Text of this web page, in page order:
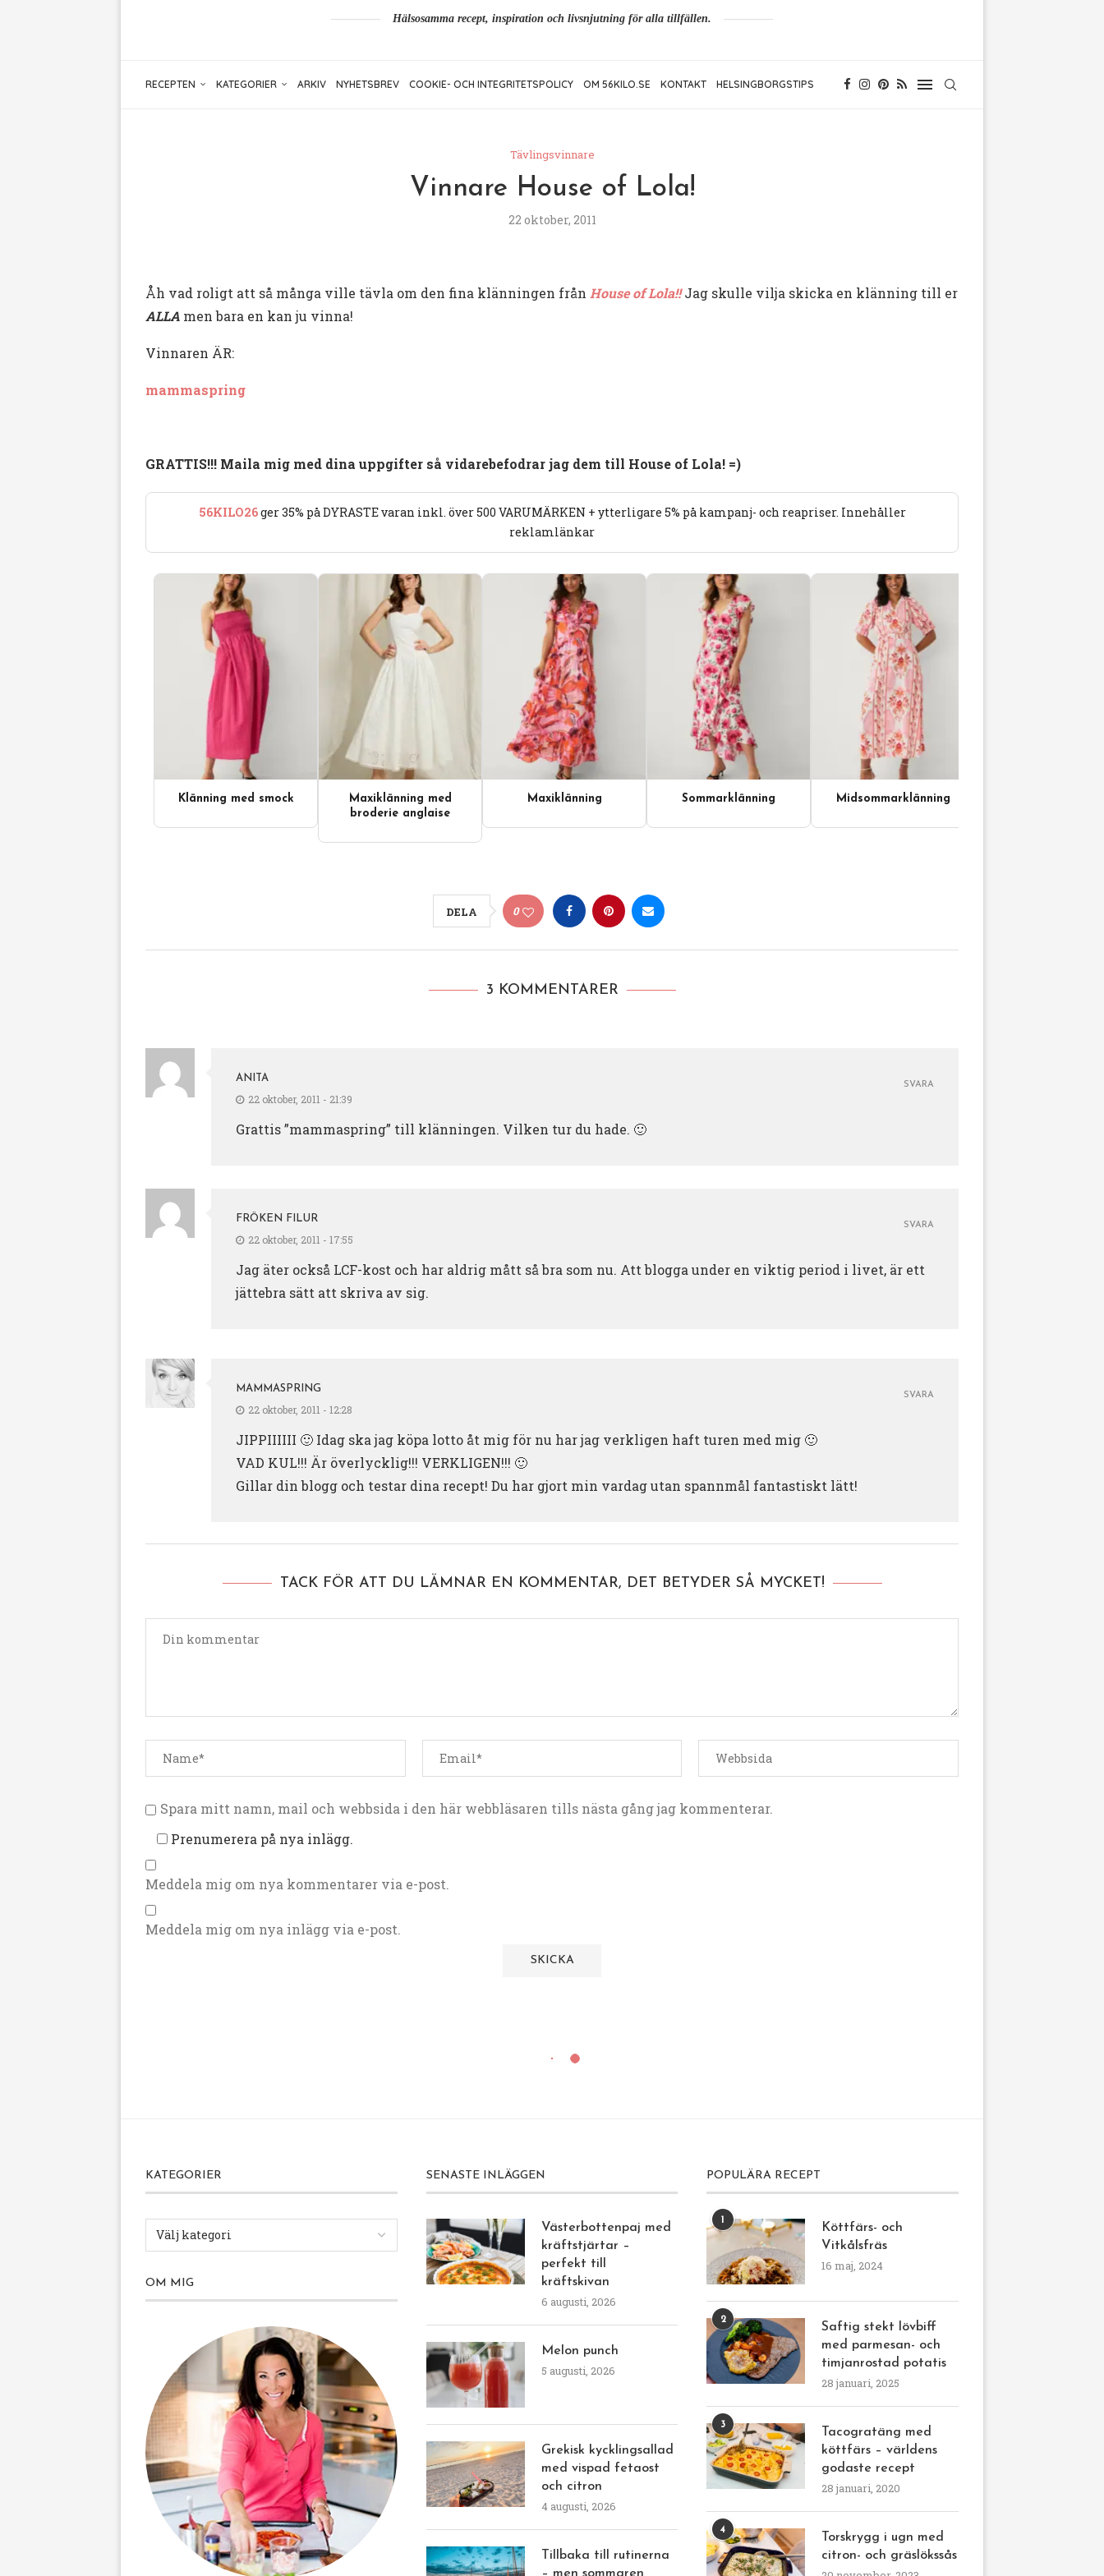
Hälsosamma recept, inspiration och livsnjutning för alla tillfällen.
RECEPTEN KATEGORIER ARKIV NYHETSBREV COOKIE- OCH INTEGRITETSPOLICY OM 56KILO.SE KONTAKT HELSINGBORGSTIPS
Tävlingsvinnare
Vinnare House of Lola!
22 oktober, 2011
Åh vad roligt att så många ville tävla om den fina klänningen från House of Lola!! Jag skulle vilja skicka en klänning till er
ALLA men bara en kan ju vinna!
Vinnaren ÄR:
mammaspring
GRATTIS!!! Maila mig med dina uppgifter så vidarebefodrar jag dem till House of Lola! =)
56KILO26ger 35% på DYRASTE varan inkl. över 500 VARUMÄRKEN + ytterligare 5% på kampanj- och reapriser. Innehåller
reklamlänkar
Videoinnehåll
Klänning med smock
Maxiklänning med
broderie anglaise
Maxiklänning Sommarklänning Midsommarklänning
DELA 0
3 KOMMENTARER
ANITA
22 oktober, 2011 - 21:39
Grattis ”mammaspring” till klänningen. Vilken tur du hade. 🙂
SVARA
FRÖKEN FILUR
22 oktober, 2011 - 17:55
Jag äter också LCF-kost och har aldrig mått så bra som nu. Att blogga under en viktig period i livet, är ett
jättebra sätt att skriva av sig.
SVARA
MAMMASPRING
22 oktober, 2011 - 12:28
JIPPIIIIII 🙂 Idag ska jag köpa lotto åt mig för nu har jag verkligen haft turen med mig 🙂
VAD KUL!!! Är överlycklig!!! VERKLIGEN!!! 🙂
Gillar din blogg och testar dina recept! Du har gjort min vardag utan spannmål fantastiskt lätt!
SVARA
TACK FÖR ATT DU LÄMNAR EN KOMMENTAR, DET BETYDER SÅ MYCKET!
Spara mitt namn, mail och webbsida i den här webbläsaren tills nästa gång jag kommenterar.
Prenumerera på nya inlägg.
Meddela mig om nya kommentarer via e-post.
Meddela mig om nya inlägg via e-post.
KATEGORIER
OM MIG
SENASTE INLÄGGEN
Västerbottenpaj med
kräftstjärtar –
perfekt till
kräftskivan
6 augusti, 2026
Melon punch
5 augusti, 2026
Grekisk kycklingsallad
med vispad fetaost
och citron
4 augusti, 2026
Tillbaka till rutinerna
POPULÄRA RECEPT
1
Köttfärs- och
Vitkålsfräs
16 maj, 2024
2
Saftig stekt lövbiff
med parmesan- och
timjanrostad potatis
28 januari, 2025
3
Tacogratäng med
köttfärs – världens
godaste recept
28 januari, 2020
4
Torskrygg i ugn med
citron- och gräslökssås